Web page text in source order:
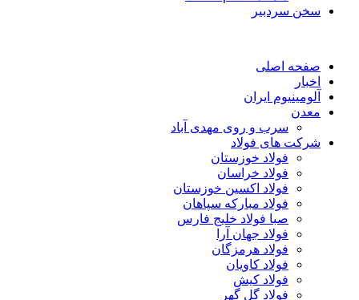
سخن سردبیر
صفحه اصلی
اخبار
آلومینیوم ایران
معدن
سرب و روی مهدی آباد
شرکت های فولاد
فولاد خوزستان
فولاد خراسان
فولاد اکسین خوزستان
فولاد مبارکه سپاهان
صبا فولاد خلیج فارس
فولاد جهان آرا
فولاد هرمزگان
فولاد کاویان
فولاد کیش
فولاد گل گهر